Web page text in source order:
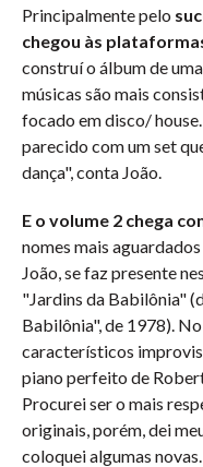
Principalmente pelo
chegou às
construí o álbum de
músicas são mais
focado em disco/
parecido com um set
dança", conta João.
E o volume 2 chega
nomes mais
João, se faz presente
"Jardins da Babilônia"
Babilônia", de 1978).
característicos
piano perfeito de
Procurei ser o mais
originais, porém, dei
coloquei algumas